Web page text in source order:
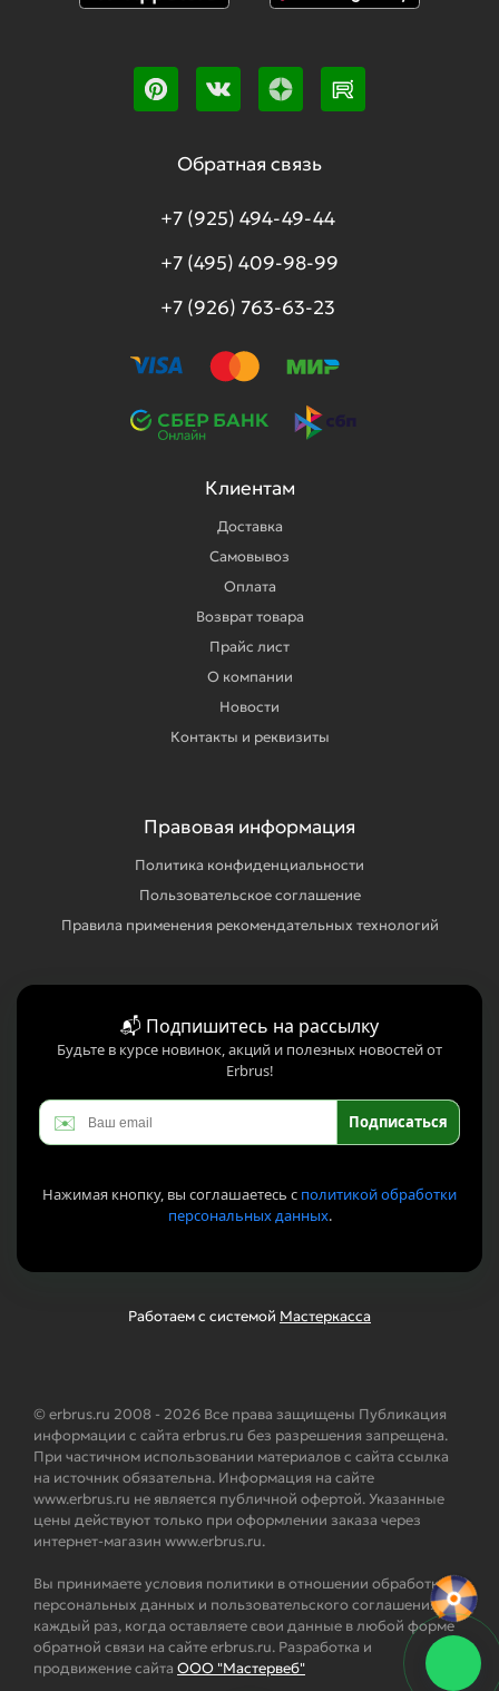
Обратная связь
+7 (925) 494-49-44
+7 (495) 409-98-99
+7 (926) 763-63-23
Клиентам
Доставка
Самовывоз
Оплата
Возврат товара
Прайс лист
О компании
Новости
Контакты и реквизиты
Правовая информация
Политика конфиденциальности
Пользовательское соглашение
Правила применения рекомендательных технологий
📬 Подпишитесь на рассылку
Будьте в курсе новинок, акций и полезных новостей от
Erbrus!
✉️ Подписаться
Нажимая кнопку, вы соглашаетесь с политикой обработки
персональных данных.
Работаем с системой Мастеркасса
© erbrus.ru 2008 - 2026 Все права защищены Публикация
информации с сайта erbrus.ru без разрешения запрещена.
При частичном использовании материалов с сайта ссылка
на источник обязательна. Информация на сайте
www.erbrus.ru не является публичной офертой. Указанные
цены действуют только при оформлении заказа через
интернет-магазин www.erbrus.ru.
Вы принимаете условия политики в отношении обработки
персональных данных и пользовательского соглашения
каждый раз, когда оставляете свои данные в любой форме
обратной связи на сайте erbrus.ru. Разработка и
продвижение сайта ООО "Мастервеб"